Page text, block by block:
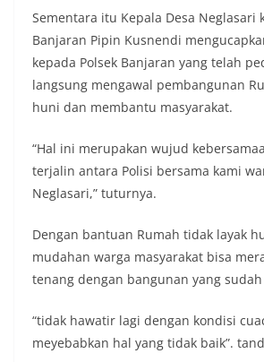
Sementara itu Kepala Desa Neglasari
Banjaran Pipin Kusnendi
kepada Polsek Banjaran yang telah
langsung mengawal pembangunan
huni dan membantu masyarakat.
“Hal ini merupakan wujud
terjalin antara Polisi bersama kami
Neglasari,” tuturnya.
Dengan bantuan Rumah tidak layak
mudahan warga masyarakat bisa
tenang dengan bangunan yang
“tidak hawatir lagi dengan kondisi
meyebabkan hal yang tidak baik”.